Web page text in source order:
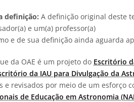
definição: A definição original deste
e um(a) professor(a)
e de sua definição ainda aguarda
da OAE é um projeto do Escritório
da IAU para Divulgação da
e revisados por meio de um esforço
de Educação em Astronomia